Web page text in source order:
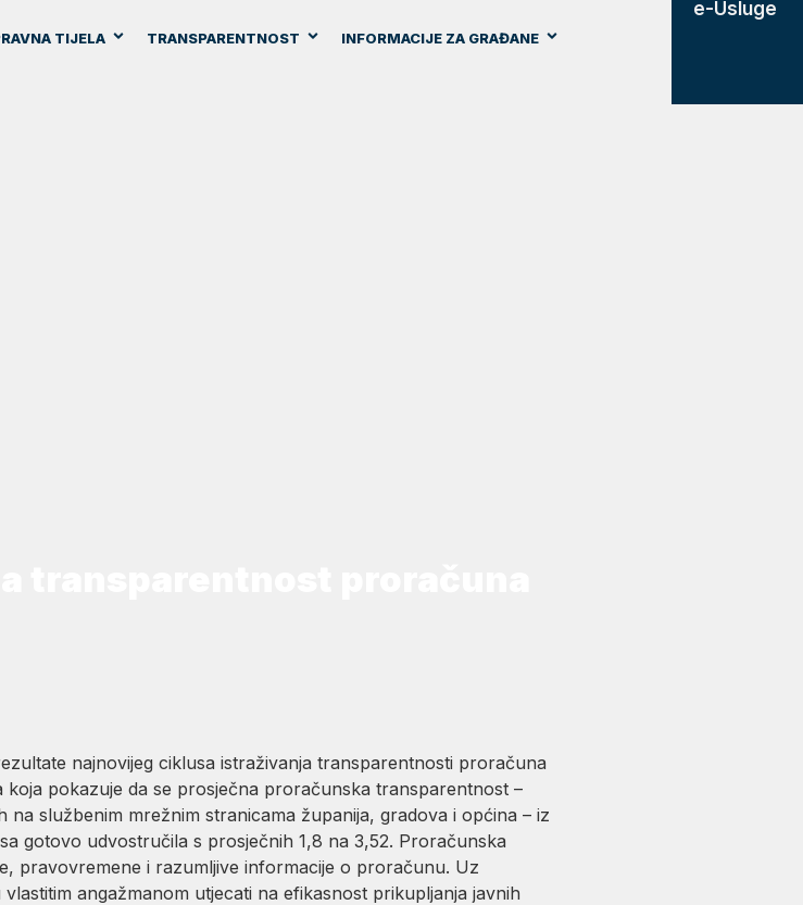
TIJELA TRANSPARENTNOST
INFORMACIJE ZA GRAĐANE
e-Usluge
najnovijeg ciklusa istraživanja transparentnosti proračuna
pokazuje da se prosječna proračunska transparentnost –
službenim mrežnim stranicama županija, gradova i općina – iz
gotovo udvostručila s prosječnih 1,8 na 3,52. Proračunska
pravovremene i razumljive informacije o proračunu. Uz
angažmanom utjecati na efikasnost prikupljanja javnih